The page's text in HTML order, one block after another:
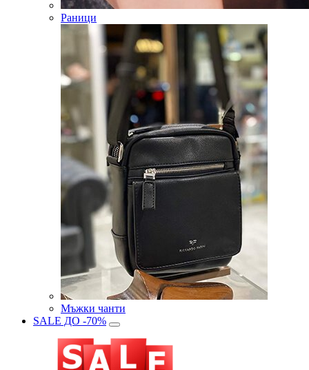
Раници
Мъжки чанти
SALE ДО -70%